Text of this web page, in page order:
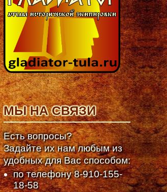
МЫ НА СВЯЗИ
Есть вопросы?
Задайте их нам любым из
удобных для Вас способом:
по телефону8-910-155-
18-58